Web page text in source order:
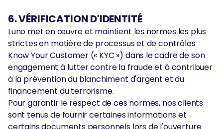
6. VÉRIFICATION D'IDENTITÉ
Luno met en œuvre et maintient les normes les plus
strictes en matière de processus et de contrôles
Know Your Customer (« KYC ») dans le cadre de son
engagement à lutter contre la fraude et à contribuer
à la prévention du blanchiment d'argent et du
financement du terrorisme.
Pour garantir le respect de ces normes, nos clients
sont tenus de fournir certaines informations et